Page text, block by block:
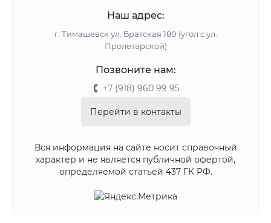
Наш адрес:
г. Тимашевск ул. Братская 180 (угол с ул.
Пролетарской)
Позвоните нам:
+7 (918) 960 99 95
Перейти в контакты
Вся информация на сайте носит справочный
характер и не является публичной офертой,
определяемой статьей 437 ГК РФ.